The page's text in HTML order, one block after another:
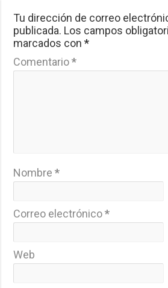
Tu dirección de correo
publicada. Los campos
marcados con*
Comentario*
Nombre*
Correo electrónico*
Web